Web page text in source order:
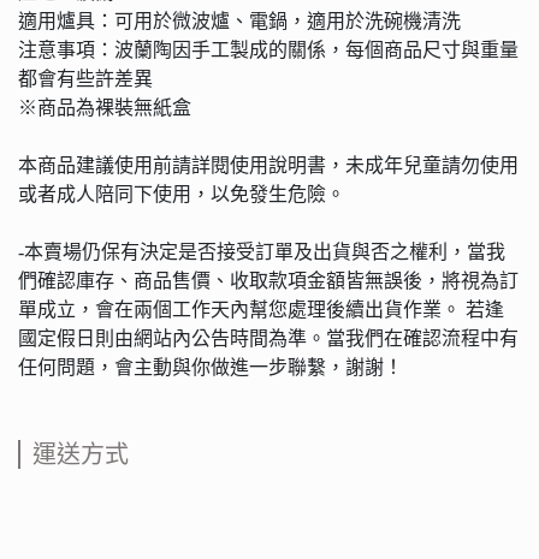
適用爐具：可用於微波爐、電鍋，適用於洗碗機清洗
注意事項：波蘭陶因手工製成的關係，每個商品尺寸與重量
都會有些許差異
※商品為裸裝無紙盒
本商品建議使用前請詳閱使用說明書，未成年兒童請勿使用
或者成人陪同下使用，以免發生危險。
-本賣場仍保有決定是否接受訂單及出貨與否之權利，當我
們確認庫存、商品售價、收取款項金額皆無誤後，將視為訂
單成立，會在兩個工作天內幫您處理後續出貨作業。 若逢
國定假日則由網站內公告時間為準。當我們在確認流程中有
任何問題，會主動與你做進一步聯繫，謝謝！
運送方式